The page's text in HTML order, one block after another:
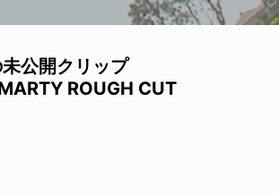
公開クリップ
ROUGH CUT